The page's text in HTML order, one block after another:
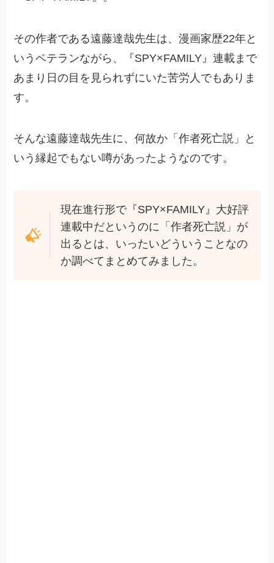
その作者である遠藤達哉先生は、漫画家歴22年と
いうベテランながら、『SPY×FAMILY』連載まで
あまり日の目を見られずにいた苦労人でもありま
す。
そんな遠藤達哉先生に、何故か「作者死亡説」と
いう縁起でもない噂があったようなのです。
現在進行形で『SPY×FAMILY』大好評
連載中だというのに「作者死亡説」が
出るとは、いったいどういうことなの
か調べてまとめてみました。